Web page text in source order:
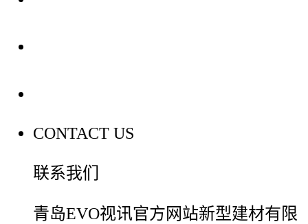
CONTACT US
联系我们
青岛EVO视讯官方网站新型建材有限